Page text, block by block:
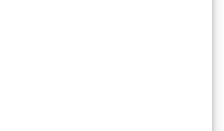
"Lion" (0,8" х 9 залп.)